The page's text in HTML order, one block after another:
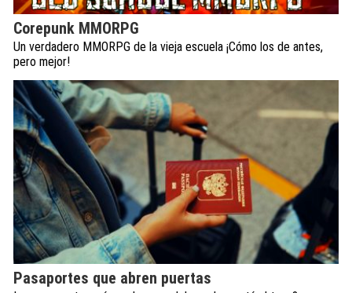
Corepunk MMORPG
Un verdadero MMORPG de la vieja escuela ¡Cómo los de antes,
pero mejor!
Pasaportes que abren puertas